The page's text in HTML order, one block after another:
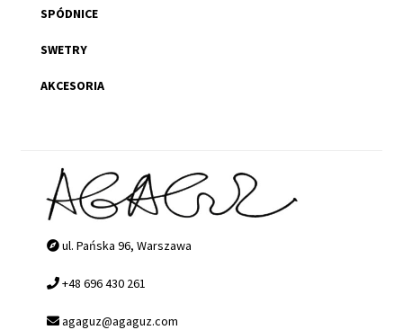
SPÓDNICE
SWETRY
AKCESORIA
ul. Pańska 96, Warszawa
+48 696 430 261
agaguz@agaguz.com